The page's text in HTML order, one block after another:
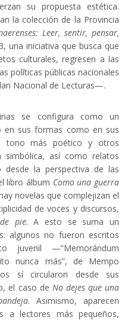
su propuesta estética.
la colección de la Provincia
Leer, sentir, pensar,
una iniciativa que busca que
culturales, regresen a las
políticas públicas nacionales
Nacional de Lecturas—.
se configura como un
sus formas como en sus
tono más poético y otros
así como relatos
la perspectiva de las
libro álbum Como una guerra
novelas que complejizan el
de voces y discursos,
pie. A esto se suma un
algunos no fueron escritos
juvenil —“Memorándum
nunca más”, de Mempo
sí circularon desde sus
el caso de No dejes que una
. Asimismo, aparecen
a lectores más pequeños,